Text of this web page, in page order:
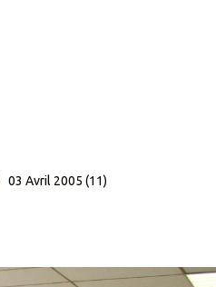
03 Avril 2005 (11)